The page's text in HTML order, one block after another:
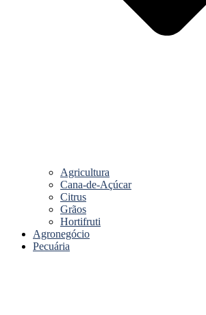
Agricultura
Cana-de-Açúcar
Citrus
Grãos
Hortifruti
Agronegócio
Pecuária